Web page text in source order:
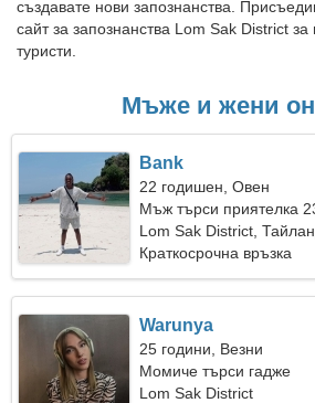
създавате нови запознанства.
сайт за запознанства Lom Sak District за
туристи.
Мъже и жени
Bank
22 годишен, Овен
Мъж търси приятелка
Lom Sak District,
Краткосрочна връзка
Warunya
25 години, Везни
Момиче търси гадже
Lom Sak District